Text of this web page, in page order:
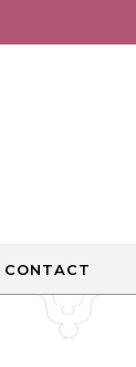
CONTACT